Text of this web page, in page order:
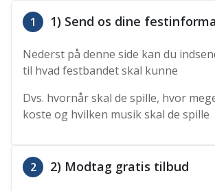
1 1) Send os dine
Nederst på denne side kan du
til hvad festbandet skal kunne
Dvs. hvornår skal de spille, hvor
koste og hvilken musik skal de spille
2 2) Modtag gratis tilbud